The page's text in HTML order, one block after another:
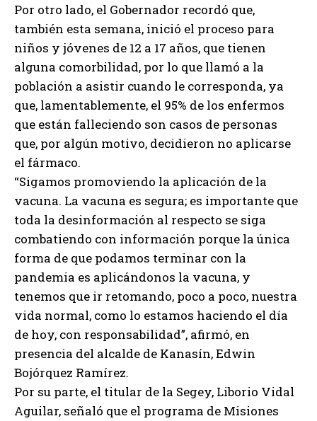
Por otro lado, el Gobernador recordó que,
también esta semana, inició el proceso para
niños y jóvenes de 12 a 17 años, que tienen
alguna comorbilidad, por lo que llamó a la
población a asistir cuando le corresponda, ya
que, lamentablemente, el 95% de los enfermos
que están falleciendo son casos de personas
que, por algún motivo, decidieron no aplicarse
el fármaco.
“Sigamos promoviendo la aplicación de la
vacuna. La vacuna es segura; es importante que
toda la desinformación al respecto se siga
combatiendo con información porque la única
forma de que podamos terminar con la
pandemia es aplicándonos la vacuna, y
tenemos que ir retomando, poco a poco, nuestra
vida normal, como lo estamos haciendo el día
de hoy, con responsabilidad”, afirmó, en
presencia del alcalde de Kanasín, Edwin
Bojórquez Ramírez.
Por su parte, el titular de la Segey, Liborio Vidal
Aguilar, señaló que el programa de Misiones